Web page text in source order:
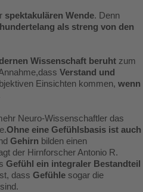
spektakulären Wende. Denn
als streng von den
Wissenschaft beruht zum
Verstand und
Einsichten kommen, wenn
Neuro-Wissenschaftler das
Ohne eine Gefühlsbasis ist auch
Gehirn bilden einen
der Hirnforscher Antonio R.
Gefühl ein integraler Bestandteil
dass Gefühle sogar die
sind.